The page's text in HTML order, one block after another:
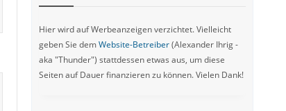
Hier wird auf Werbeanzeigen verzichtet. Vielleicht
geben Sie demWebsite-Betreiber(Alexander Ihrig -
aka "Thunder") stattdessen etwas aus, um diese
Seiten auf Dauer finanzieren zu können. Vielen Dank!